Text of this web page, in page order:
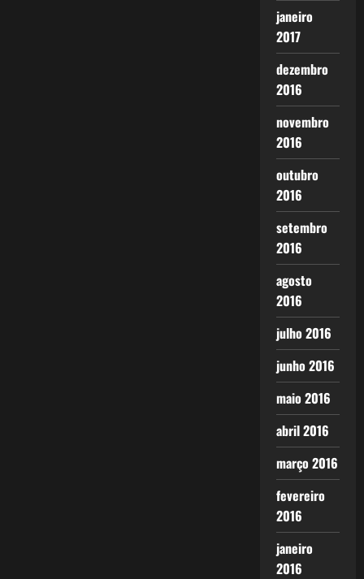
janeiro
2017
dezembro
2016
novembro
2016
outubro
2016
setembro
2016
agosto
2016
julho 2016
junho 2016
maio 2016
abril 2016
março 2016
fevereiro
2016
janeiro
2016